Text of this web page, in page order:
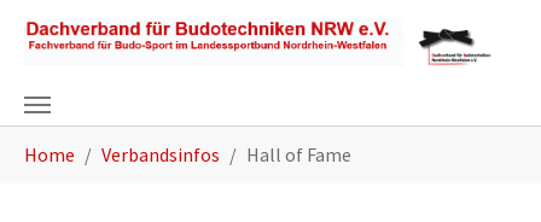
Home Verbandsinfos Hall of Fame